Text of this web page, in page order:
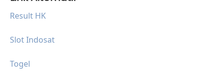
Result HK
Slot Indosat
Togel